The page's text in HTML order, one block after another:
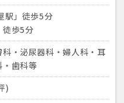
駅」徒歩5分
徒歩5分
・泌尿器科・婦人科・耳
・歯科等
)